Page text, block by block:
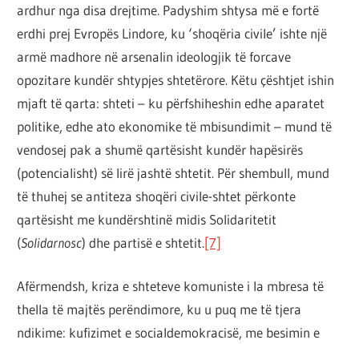
ardhur nga disa drejtime. Padyshim shtysa më e fortë
erdhi prej Evropës Lindore, ku ‘shoqëria civile’ ishte një
armë madhore në arsenalin ideologjik të forcave
opozitare kundër shtypjes shtetërore. Këtu çështjet ishin
mjaft të qarta: shteti – ku përfshiheshin edhe aparatet
politike, edhe ato ekonomike të mbisundimit – mund të
vendosej pak a shumë qartësisht kundër hapësirës
(potencialisht) së lirë jashtë shtetit. Për shembull, mund
të thuhej se antiteza shoqëri civile-shtet përkonte
qartësisht me kundërshtinë midis Solidaritetit
(Solidarnosc) dhe partisë e shtetit.[7]
Afërmendsh, kriza e shteteve komuniste i la mbresa të
thella të majtës perëndimore, ku u puq me të tjera
ndikime: kufizimet e socialdemokracisë, me besimin e